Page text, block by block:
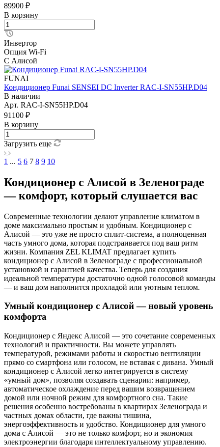
89900 ₽
В корзину
Инвертор
Опция Wi-Fi
С Алисой
FUNAI
Кондиционер Funai SENSEI DC Inverter RAC-I-SN55HP.D04
В наличии
Арт. RAC-I-SN55HP.D04
91100 ₽
В корзину
Загрузить еще
1 ... 5 6 7 8 9 10
Кондиционер с Алисой в Зеленограде
— комфорт, который слушается вас
Современные технологии делают управление климатом в
доме максимально простым и удобным. Кондиционер с
Алисой — это уже не просто сплит-система, а полноценная
часть умного дома, которая подстраивается под ваш ритм
жизни. Компания ZEL KLIMAT предлагает купить
кондиционер с Алисой в Зеленограде с профессиональной
установкой и гарантией качества. Теперь для создания
идеальной температуры достаточно одной голосовой команды
— и ваш дом наполнится прохладой или уютным теплом.
Умный кондиционер с Алисой — новый уровень
комфорта
Кондиционер с Яндекс Алисой — это сочетание современных
технологий и практичности. Вы можете управлять
температурой, режимами работы и скоростью вентиляции
прямо со смартфона или голосом, не вставая с дивана. Умный
кондиционер с Алисой легко интегрируется в систему
«умный дом», позволяя создавать сценарии: например,
автоматическое охлаждение перед вашим возвращением
домой или ночной режим для комфортного сна. Такие
решения особенно востребованы в квартирах Зеленограда и
частных домах области, где важны тишина,
энергоэффективность и удобство. Кондиционер для умного
дома с Алисой — это не только комфорт, но и экономия
электроэнергии благодаря интеллектуальному управлению.